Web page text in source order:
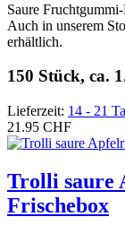
Saure
Auch in unserem
erhältlich.
150 Stück, ca.
Lieferzeit: 14 - 21
21.95 CHF
Trolli saure
Frischebox